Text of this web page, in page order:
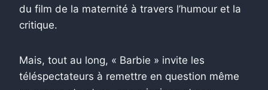
du film de la maternité à travers l’humour et la
critique.
Mais, tout au long, « Barbie » invite les
téléspectateurs à remettre en question même